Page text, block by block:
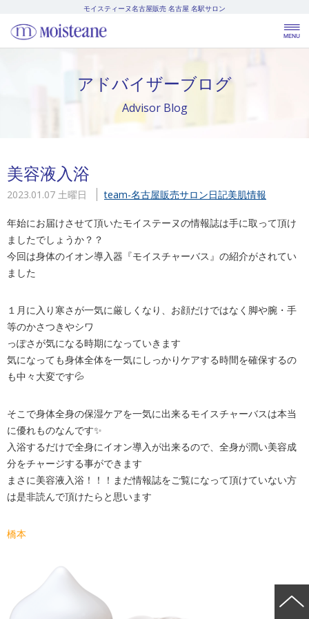
モイスティーヌ名古屋販売 名古屋 名駅サロン
アドバイザーブログ
Advisor Blog
美容液入浴
2023.01.07 土曜日 team-名古屋販売サロン日記美肌情報
年始にお届けさせて頂いたモイステーヌの情報誌は手に取って頂け
ましたでしょうか？？
今回は身体のイオン導入器『モイスチャーバス』の紹介がされてい
ました
１月に入り寒さが一気に厳しくなり、お顔だけではなく脚や腕・手
等のかさつきやシワ
っぽさが気になる時期になっていきます
気になっても身体全体を一気にしっかりケアする時間を確保するの
も中々大変です💦
そこで身体全身の保湿ケアを一気に出来るモイスチャーバスは本当
に優れものなんです✨
入浴するだけで全身にイオン導入が出来るので、全身が潤い美容成
分をチャージする事ができます
まさに美容液入浴！！！まだ情報誌をご覧になって頂けていない方
は是非読んで頂けたらと思います
橋本